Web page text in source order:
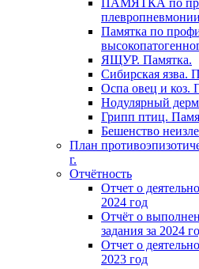
ПАМЯТКА по
Памятка по
ЯЩУР. Памятка.
Сибирская язва.
Оспа овец и коз.
Нодулярный
Грипп птиц.
Бешенство
План
г.
Отчётность
Отчет о
2024 год
Отчёт о
задания за 2024
Отчет о
2023 год